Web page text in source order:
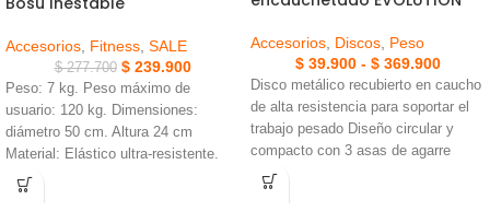
Accesorios Fitness SALE
$277.700 $239.900
Peso: 7 kg. Peso máximo de
usuario: 120 kg. Dimensiones:
diámetro 50 cm. Altura 24 cm
Material: Elástico ultra-resistente.
Superficie texturizada antideslizante
Accesorios Discos Peso
$39.900 - $369.900
Disco metálico recubierto en caucho
de alta resistencia para soportar el
trabajo pesado Diseño circular y
compacto con 3 asas de agarre
ergonómico Posee un anillo de acero